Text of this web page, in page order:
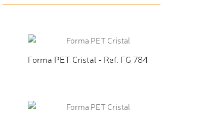
Forma PET Cristal - Ref. FG 784